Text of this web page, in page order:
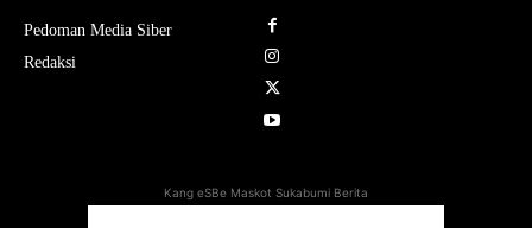
Pedoman Media Siber
Redaksi
Kang eSBe Maskot Sukabumi Berita